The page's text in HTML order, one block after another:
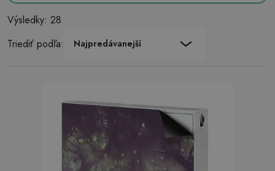
Výsledky: 28
Triediť podľa:
Najpredávanejší